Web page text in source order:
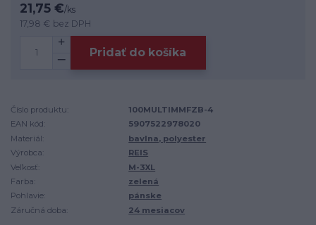
21,75 €/ks
17,98 € bez DPH
Pridať do košíka
Číslo produktu:
100MULTIMMFZB-4
EAN kód:
5907522978020
Materiál:
bavlna, polyester
Výrobca:
REIS
Veľkosť:
M-3XL
Farba:
zelená
Pohlavie:
pánske
Záručná doba:
24 mesiacov